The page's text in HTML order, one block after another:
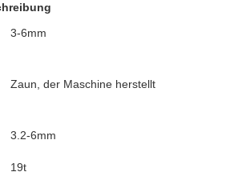
3-6mm
Zaun, der Maschine herstellt
3.2-6mm
19t